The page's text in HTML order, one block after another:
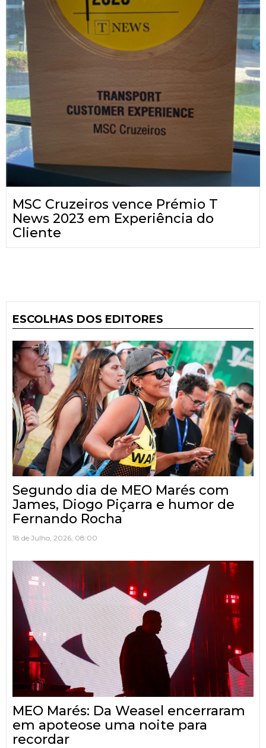
MSC Cruzeiros vence Prémio T
News 2023 em Experiência do
Cliente
ESCOLHAS DOS EDITORES
Segundo dia de MEO Marés com
James, Diogo Piçarra e humor de
Fernando Rocha
18 de Julho, 2026, 08:00
MEO Marés: Da Weasel encerraram
em apoteose uma noite para
recordar